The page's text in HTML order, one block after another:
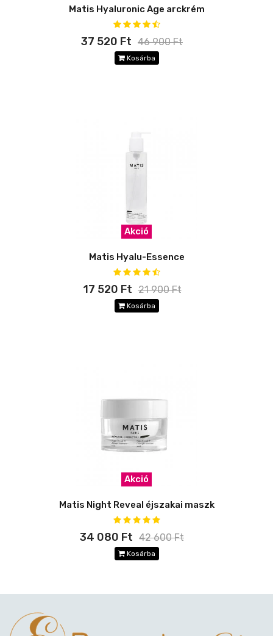
Matis Hyaluronic Age arckrém
37 520 Ft 46 900 Ft
Kosárba
Akció
Matis Hyalu-Essence
17 520 Ft 21 900 Ft
Kosárba
Akció
Matis Night Reveal éjszakai maszk
34 080 Ft 42 600 Ft
Kosárba